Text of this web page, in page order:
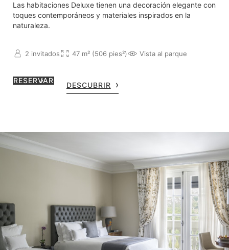
Las habitaciones Deluxe tienen una decoración elegante con
toques contemporáneos y materiales inspirados en la
naturaleza.
2 invitados 47 m² (506 pies²) Vista al parque
RESERVAR
DESCUBRIR